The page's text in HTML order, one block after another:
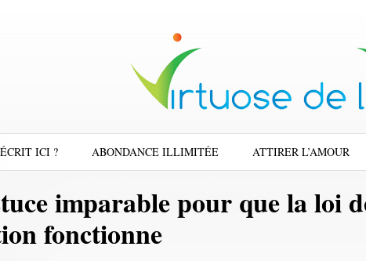
ICI ? ABONDANCE ILLIMITÉE ATTIRER L’AMOUR
imparable pour que la loi
fonctionne